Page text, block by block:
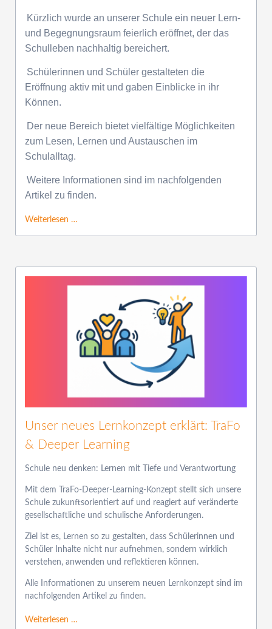
Kürzlich wurde an unserer Schule ein neuer Lern-
und Begegnungsraum feierlich eröffnet, der das
Schulleben nachhaltig bereichert.
Schülerinnen und Schüler gestalteten die
Eröffnung aktiv mit und gaben Einblicke in ihr
Können.
Der neue Bereich bietet vielfältige Möglichkeiten
zum Lesen, Lernen und Austauschen im
Schulalltag.
Weitere Informationen sind im nachfolgenden
Artikel zu finden.
Weiterlesen …
Unser neues Lernkonzept erklärt: TraFo
& Deeper Learning
Schule neu denken: Lernen mit Tiefe und Verantwortung
Mit dem TraFo-Deeper-Learning-Konzept stellt sich unsere
Schule zukunftsorientiert auf und reagiert auf veränderte
gesellschaftliche und schulische Anforderungen.
Ziel ist es, Lernen so zu gestalten, dass Schülerinnen und
Schüler Inhalte nicht nur aufnehmen, sondern wirklich
verstehen, anwenden und reflektieren können.
Alle Informationen zu unserem neuen Lernkonzept sind im
nachfolgenden Artikel zu finden.
Weiterlesen …